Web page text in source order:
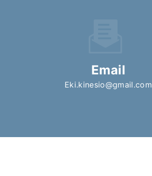
Email
eki.kinesio@gmail.com